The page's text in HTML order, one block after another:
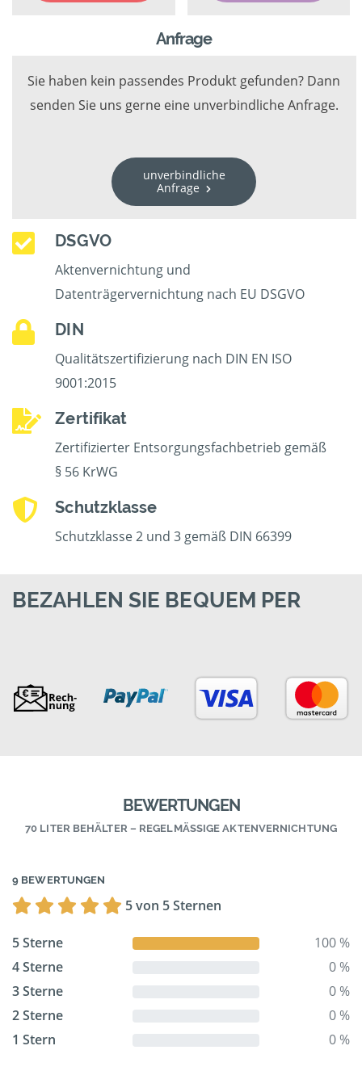
Anfrage
Sie haben kein passendes Produkt gefunden? Dann
senden Sie uns gerne eine unverbindliche Anfrage.
unverbindliche
Anfrage
DSGVO
Aktenvernichtung und
Datenträgervernichtung nach EU DSGVO
DIN
Qualitätszertifizierung nach DIN EN ISO
9001:2015
Zertifikat
Zertifizierter Entsorgungsfachbetrieb gemäß
§ 56 KrWG
Schutzklasse
Schutzklasse 2 und 3 gemäß DIN 66399
BEZAHLEN SIE BEQUEM PER
BEWERTUNGEN
70 LITER BEHÄLTER – REGELMÄSSIGE AKTENVERNICHTUNG
9 BEWERTUNGEN
5 von 5 Sternen
5 Sterne
100 %
4 Sterne
0 %
3 Sterne
0 %
2 Sterne
0 %
1 Stern
0 %